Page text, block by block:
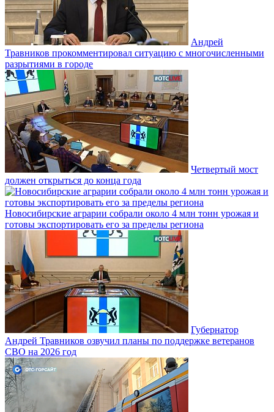
Андрей
Травников прокомментировал ситуацию с многочисленными
разрытиями в городе
Четвертый мост
должен открыться до конца года
Новосибирские аграрии собрали около 4 млн тонн урожая и
готовы экспортировать его за пределы региона
Губернатор
Андрей Травников озвучил планы по поддержке ветеранов
СВО на 2026 год